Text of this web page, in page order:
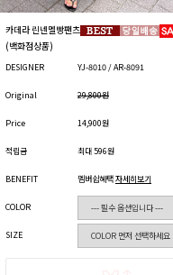
카데라 린넨멜빵팬츠
(백화점상품)
DESIGNER YJ-8010 / AR-8091
Original 29,800원
Price 14,900원
적립금 최대 596원
BENEFIT 멤버쉽혜택자세히보기
COLOR
SIZE